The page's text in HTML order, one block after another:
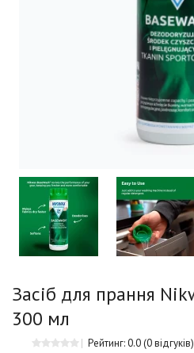
Засіб для прання
300 мл
Рейтинг: 0.0(0 відгуків)